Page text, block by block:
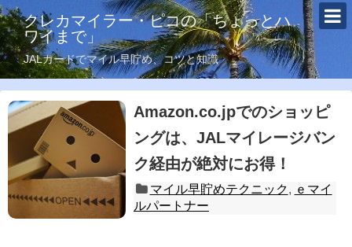
クレカマイラー・ピコの「ちょっとハ
ワイまで」
JALカードでマイル早貯め、コツと知識
Amazon.co.jpでのショッピ
ングは、JALマイレージバン
ク経由が絶対にお得！
マイル早貯めテクニック, ｅマイ
ルパートナー